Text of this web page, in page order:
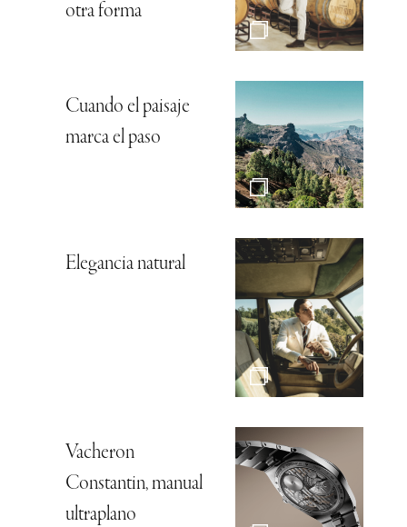
otra forma
Cuando el paisaje
marca el paso
Elegancia natural
Vacheron
Constantin, manual
ultraplano